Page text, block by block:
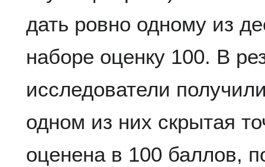
дать ровно одному из
наборе оценку 100. В
исследователи
одном из них скрытая
оценена в 100 баллов,